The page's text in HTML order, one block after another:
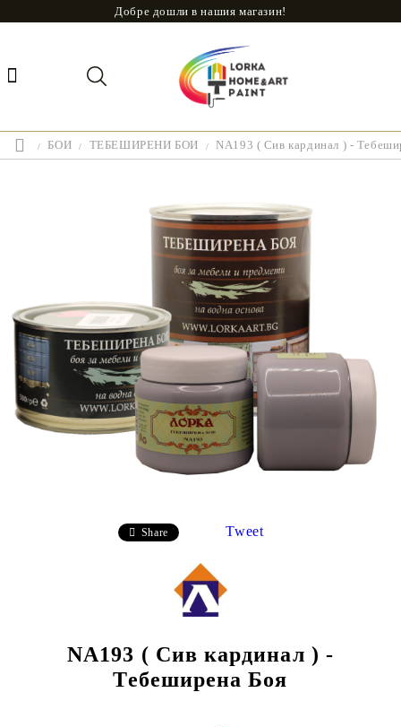
Добре дошли в нашия магазин!
БОИ ТЕБЕШИРЕНИ БОИ NA193 ( Сив кардинал ) -
Share Tweet
NA193 ( Сив кардинал ) -
Тебеширена Боя